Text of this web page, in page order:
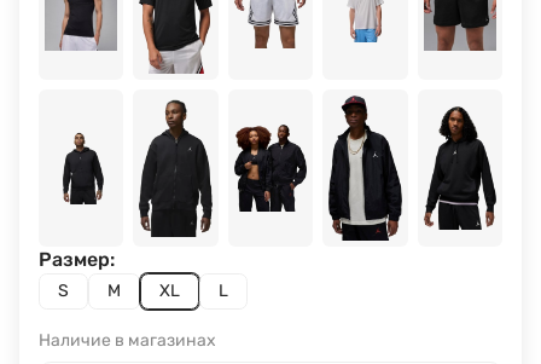
S M XL L
Размер:
Наличие в магазинах